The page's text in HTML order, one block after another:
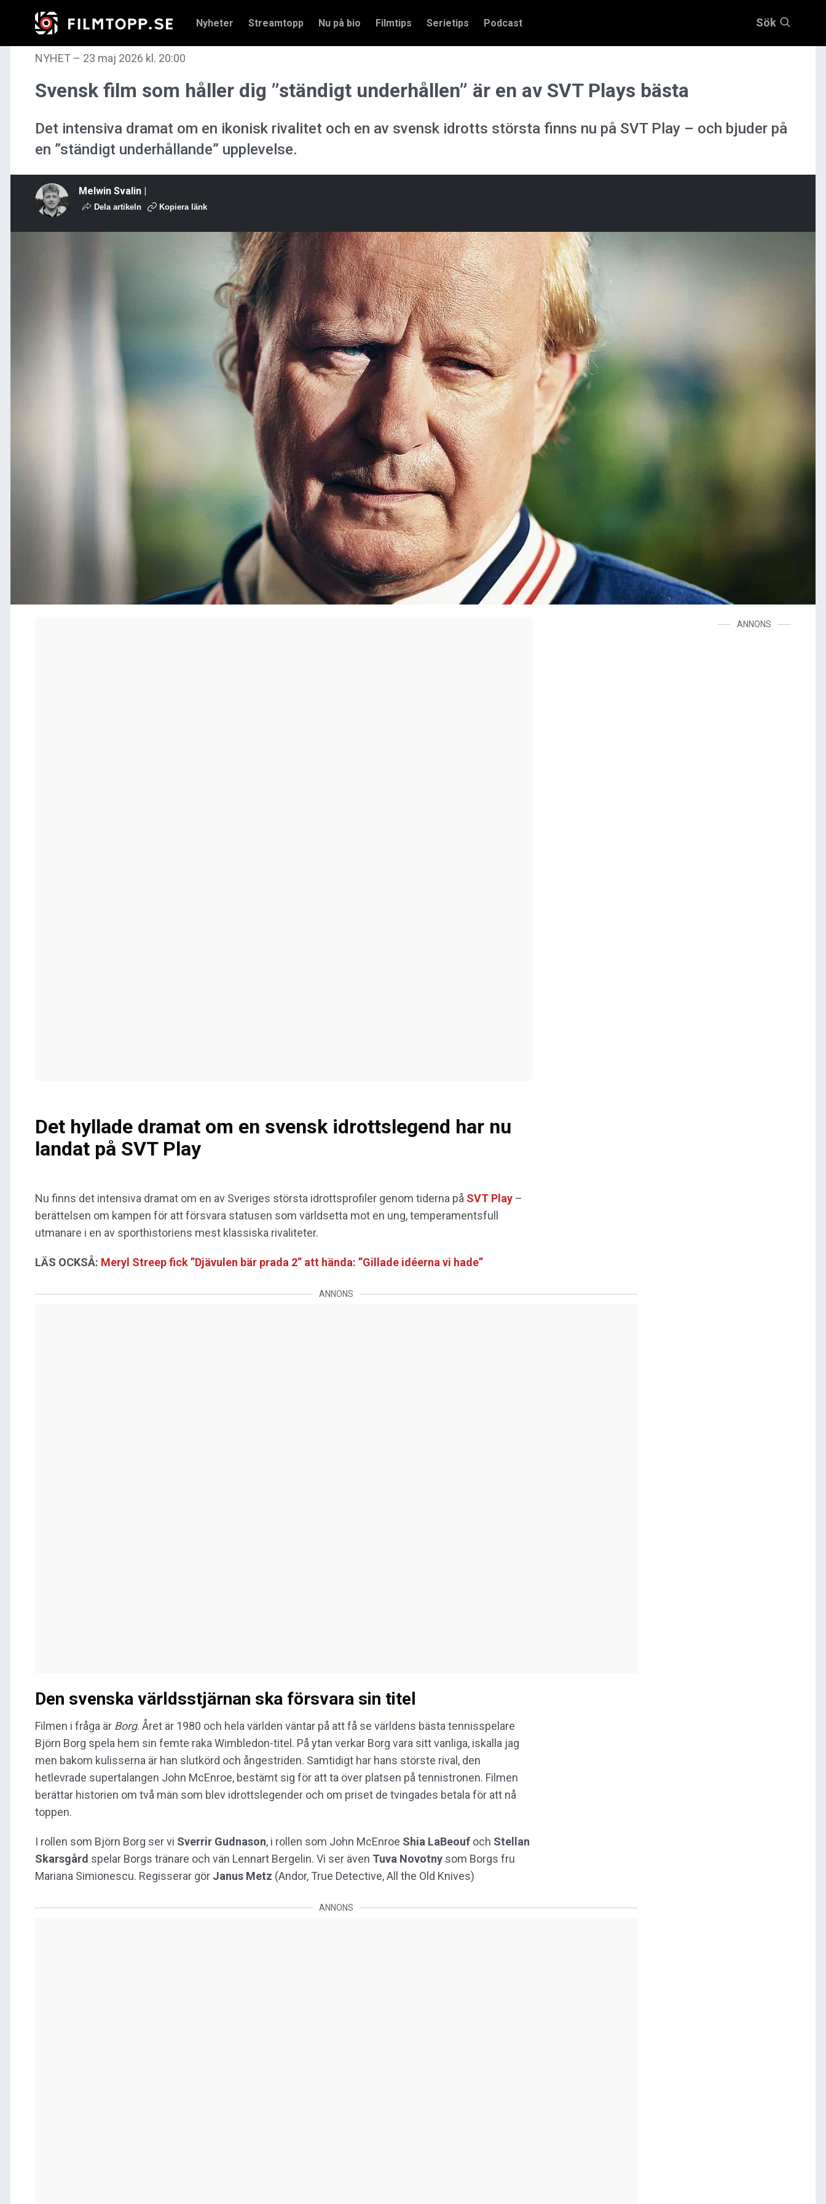
Nyheter Streamtopp Nu på bio Filmtips Serietips Podcast Sök
NYHET – 23 maj 2026 kl. 20:00
Svensk film som håller dig ”ständigt underhållen” är en av SVT Plays bästa
Det intensiva dramat om en ikonisk rivalitet och en av svensk idrotts största finns nu på SVT Play – och bjuder på
en ”ständigt underhållande” upplevelse.
Melwin Svalin |
Dela artikeln Kopiera länk
Det hyllade dramat om en svensk idrottslegend har nu
landat på SVT Play
Nu finns det intensiva dramat om en av Sveriges största idrottsprofiler genom tiderna på SVT Play –
berättelsen om kampen för att försvara statusen som världsetta mot en ung, temperamentsfull
utmanare i en av sporthistoriens mest klassiska rivaliteter.
LÄS OCKSÅ: Meryl Streep fick ”Djävulen bär prada 2” att hända: ”Gillade idéerna vi hade”
ANNONS
Den svenska världsstjärnan ska försvara sin titel
Filmen i fråga är Borg. Året är 1980 och hela världen väntar på att få se världens bästa tennisspelare
Björn Borg spela hem sin femte raka Wimbledon-titel. På ytan verkar Borg vara sitt vanliga, iskalla jag
men bakom kulisserna är han slutkörd och ångestriden. Samtidigt har hans störste rival, den
hetlevrade supertalangen John McEnroe, bestämt sig för att ta över platsen på tennistronen. Filmen
berättar historien om två män som blev idrottslegender och om priset de tvingades betala för att nå
toppen.
I rollen som Björn Borg ser vi Sverrir Gudnason, i rollen som John McEnroe Shia LaBeouf och Stellan
Skarsgård spelar Borgs tränare och vän Lennart Bergelin. Vi ser även Tuva Novotny som Borgs fru
Mariana Simionescu. Regisserar gör Janus Metz (Andor, True Detective, All the Old Knives)
ANNONS
ANNONS